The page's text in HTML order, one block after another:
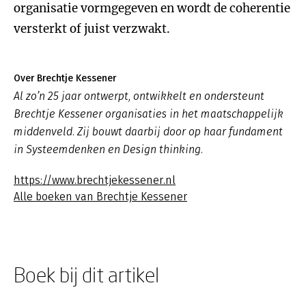
organisatie vormgegeven en wordt de coherentie
versterkt of juist verzwakt.
Over Brechtje Kessener
Al zo’n 25 jaar ontwerpt, ontwikkelt en ondersteunt
Brechtje Kessener organisaties in het maatschappelijk
middenveld. Zij bouwt daarbij door op haar fundament
in Systeemdenken en Design thinking.
https://www.brechtjekessener.nl
Alle boeken van Brechtje Kessener
Boek bij dit artikel